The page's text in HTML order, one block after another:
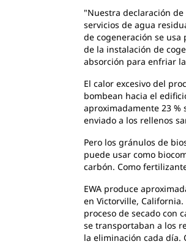
"Nuestra declaración
servicios de agua
de cogeneración se
de la instalación de
absorción para enfriar
El calor excesivo del
bombean hacia el
aproximadamente 23 %
enviado a los rellenos
Pero los gránulos de
puede usar como
carbón. Como
EWA produce
en Victorville,
proceso de secado con
se transportaban a los
la eliminación cada día.